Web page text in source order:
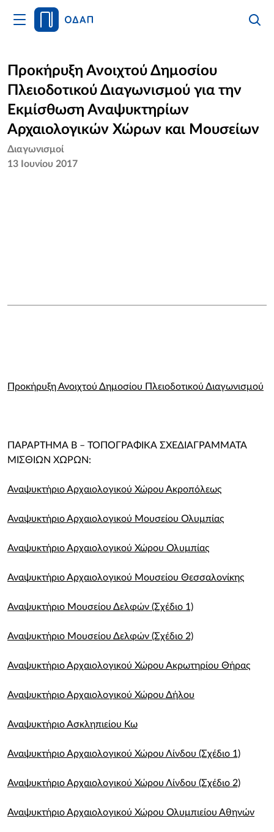
Άνοιγμα
Κυρίως
Αρχική
Οργανισμός
Υπηρεσίες
Νέα
Προκήρυξη Ανοιχτού Δημοσίου
Πλειοδοτικού Διαγωνισμού για την
Εκμίσθωση Αναψυκτηρίων
Αρχαιολογικών Χώρων και Μουσείων
Διαγωνισμοί
13 Ιουνίου 2017
Προκήρυξη Ανοιχτού Δημοσίου Πλειοδοτικού Διαγωνισμού
ΠΑΡΑΡΤΗΜΑ Β – ΤΟΠΟΓΡΑΦΙΚΑ ΣΧΕΔΙΑΓΡΑΜΜΑΤΑ
ΜΙΣΘΙΩΝ ΧΩΡΩΝ:
Αναψυκτήριο Αρχαιολογικού Χώρου Ακροπόλεως
Αναψυκτήριο Αρχαιολογικού Μουσείου Ολυμπίας
Αναψυκτήριο Αρχαιολογικού Χώρου Ολυμπίας
Αναψυκτήριο Αρχαιολογικού Μουσείου Θεσσαλονίκης
Αναψυκτήριο Μουσείου Δελφών (Σχέδιο 1)
Αναψυκτήριο Μουσείου Δελφών (Σχέδιο 2)
Αναψυκτήριο Αρχαιολογικού Χώρου Ακρωτηρίου Θήρας
Αναψυκτήριο Αρχαιολογικού Χώρου Δήλου
Αναψυκτήριο Ασκληπιείου Κω
Αναψυκτήριο Αρχαιολογικού Χώρου Λίνδου (Σχέδιο 1)
Αναψυκτήριο Αρχαιολογικού Χώρου Λίνδου (Σχέδιο 2)
Αναψυκτήριο Αρχαιολογικού Χώρου Ολυμπιείου Αθηνών